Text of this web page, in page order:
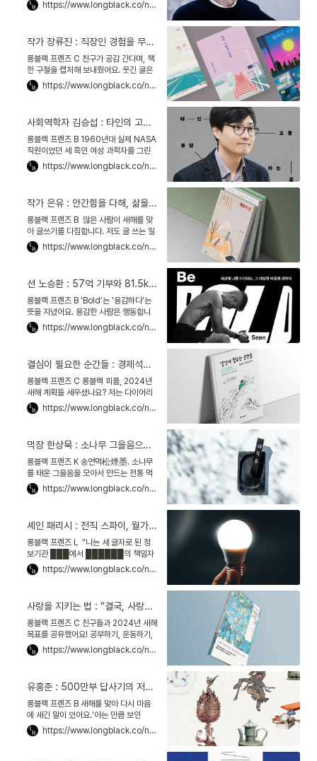
의 심장 박동을 만든 사람이 있어요. 달파
https://www.longblack.co/note/963
작가 장류진 : 직장인 경험을 무기로, 젊은 세대의 자화상을 그려내다
롱블랙 프렌즈 C 친구가 공감 간다며, 책
한 구절을 캡처해 보내줬어요. 웃긴 글은
아닌데, 웃겼어요. 저도 가끔 이런 생각을
하거든요. 제 심정이 글로 차지게 표현되
https://www.longblack.co/note/960
사회역학자 김승섭 : 타인의 고통에 응답하는 공부를 말하다
롱블랙 프렌즈 B 1960년대 실제 NASA
직원이었던 세 흑인 여성 과학자를 그린
영화 「히든 피겨스」(2017)의 한 장면. 주
인공이 연구소 밖에 있는 유색인종 화장
https://www.longblack.co/note/958
작가 은유 : 안간힘을 다해, 삶을 옹호하는 글을 쓰다
롱블랙 프렌즈 B 많은 사람이 새해를 맞
아 글쓰기를 다짐합니다. 저도 글 쓰는 일
을 하고 싶어 에디터가 됐어요. 여전히 헤
매고 있지만 말이죠. 작가 은유는 저서
https://www.longblack.co/note/955
션 노승환 : 57억 기부와 81.5km 달리기 “거룩한 자극을 기획합니다”
롱블랙 프렌즈 B ‘Bold’는 ‘용감하다’는
뜻을 지녔어요. 용감한 사람은 행동합니
다. <Be Bold> 위크의 마지막 주인공,
션(본명 노승환) 대표처럼요. 힙합 가수이
https://www.longblack.co/note/954
결심이 필요한 순간들 : 경제석학이 해설하는 인생의 문제들
롱블랙 프렌즈 C 롱블랙 피플, 2024년
새해 계획들 세우셨나요? 저는 다이어리
를 거침없이 적어내려다가 문득 멈칫했어
요. 돌아보면 하루하루의 투두리스트나
https://www.longblack.co/note/949
먹장 한상묵 : 소나무 그을음으로 가장 한국적인 먹빛을 내다
롱블랙 프렌즈 K 송연먹松煙墨. 소나무
를 태운 그을음을 모아서 만드는 전통 먹
을 말합니다. 먹 하나를 만드는 데 소나무
한 그루와 1년의 건조 시간이 들어요. 원
https://www.longblack.co/note/948
셰인 패리시 : 전직 스파이, 월가와 실리콘밸리가 구독하는 뉴스레터를 만들다
롱블랙 프렌즈 L “나는 세 글자로 된 정
보기관 ███에서 ██████의 책임자
로 ██년을 보냈습니다. 차관
███████ 밑에서 ██████로 일
https://www.longblack.co/note/945
사랑을 지키는 법 : “결국, 사랑하는 사람이 이긴다”
롱블랙 프렌즈 C 친구들과 2024년 새해
목표를 공유했어요! 공부하기, 운동하기,
버킷리스트 여행지로 떠나기… 그중 가장
멋졌던 목표는? ‘더 많이 사랑하기’였어
https://www.longblack.co/note/938
유홍준 : 500만부 답사기의 저자, 스테디셀러 콘텐츠를 말하다
롱블랙 프렌즈 B 새해를 맞아 다시 마음
에 새긴 말이 있어요.‘아는 만큼 보인
다.’유홍준 미술사학자의 저서 『나의 문화
유산답사기』 서문에 처음 등장한 말입니
https://www.longblack.co/note/937